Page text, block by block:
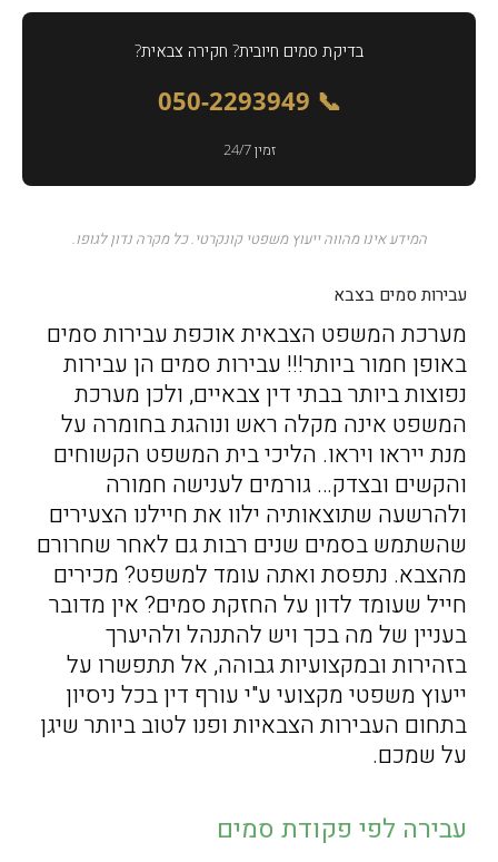
בדיקת סמים חיובית? חקירה צבאית?
📞 050-2293949
זמין 24/7
המידע אינו מהווה ייעוץ משפטי קונקרטי. כל מקרה נדון לגופו.
עבירות סמים בצבא
מערכת המשפט הצבאית אוכפת עבירות סמים
באופן חמור ביותר!!! עבירות סמים הן עבירות
נפוצות ביותר בבתי דין צבאיים, ולכן מערכת
המשפט אינה מקלה ראש ונוהגת בחומרה על
מנת ייראו ויראו. הליכי בית המשפט הקשוחים
והקשים ובצדק… גורמים לענישה חמורה
ולהרשעה שתוצאותיה ילוו את חיילנו הצעירים
שהשתמש בסמים שנים רבות גם לאחר שחרורם
מהצבא. נתפסת ואתה עומד למשפט? מכירים
חייל שעומד לדון על החזקת סמים? אין מדובר
בעניין של מה בכך ויש להתנהל ולהיערך
בזהירות ובמקצועיות גבוהה, אל תתפשרו על
ייעוץ משפטי מקצועי ע"י עורף דין בכל ניסיון
בתחום העבירות הצבאיות ופנו לטוב ביותר שיגן
על שמכם.
עבירה לפי פקודת סמים